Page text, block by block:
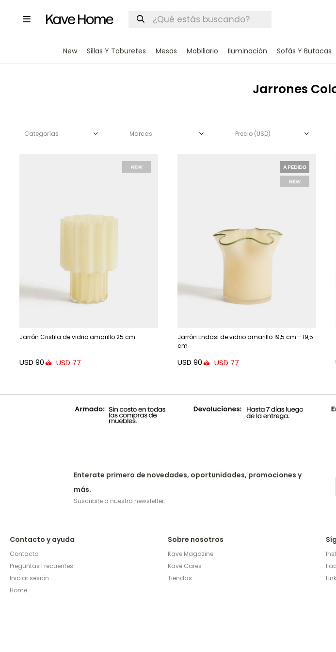

New Sillas Y Taburetes Mesas Mobiliario Iluminación Sofás Y Butacas
Jarrones
Jarrón Cristila de vidrio amarillo 25 cm
USD 90 USD 77
Jarrón Endasi de vidrio amarillo 19,5 cm - 19,5
cm
USD 90 USD 77
Categorías Marcas Precio (USD)
Sobre nosotros
Kave Magazine
Kave Cares
Tiendas
Contacto y ayuda
Contacto
Preguntas Frecuentes
Iniciar sesión
Home
Enterate primero de novedades, oportunidades, promociones y
más.
Suscribite a nuestra newsletter.